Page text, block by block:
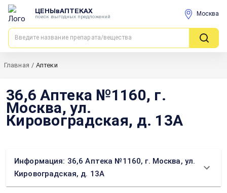
ЦЕНЫвАПТЕКАХ
поиск выгодных предложений Москва
Главная / Аптеки
36,6 Аптека №1160, г.
Москва, ул.
Кировоградская, д. 13А
Информация: 36,6 Аптека №1160, г. Москва, ул.
Кировоградская, д. 13А